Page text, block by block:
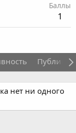
Баллы
1
нет ни одного